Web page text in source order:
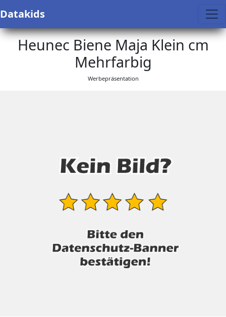
Datakids
Heunec Biene Maja Klein cm
Mehrfarbig
Werbepräsentation